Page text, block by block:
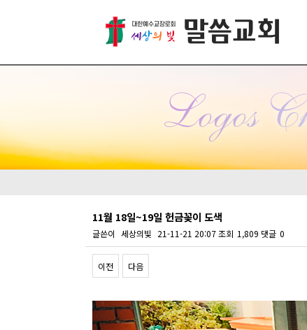
11월 18일~19일 헌금꽂이 도색
글쓴이 세상의빛 21-11-21 20:07조회 1,809 댓글 0
이전 다음
Content